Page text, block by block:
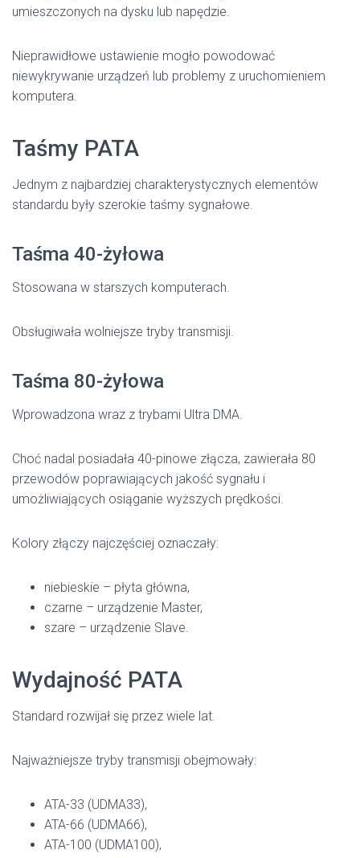
umieszczonych na dysku lub napędzie.
Nieprawidłowe ustawienie mogło powodować
niewykrywanie urządzeń lub problemy z uruchomieniem
komputera.
Taśmy PATA
Jednym z najbardziej charakterystycznych elementów
standardu były szerokie taśmy sygnałowe.
Taśma 40-żyłowa
Stosowana w starszych komputerach.
Obsługiwała wolniejsze tryby transmisji.
Taśma 80-żyłowa
Wprowadzona wraz z trybami Ultra DMA.
Choć nadal posiadała 40-pinowe złącza, zawierała 80
przewodów poprawiających jakość sygnału i
umożliwiających osiąganie wyższych prędkości.
Kolory złączy najczęściej oznaczały:
niebieskie – płyta główna,
czarne – urządzenie Master,
szare – urządzenie Slave.
Wydajność PATA
Standard rozwijał się przez wiele lat.
Najważniejsze tryby transmisji obejmowały:
ATA-33 (UDMA33),
ATA-66 (UDMA66),
ATA-100 (UDMA100),